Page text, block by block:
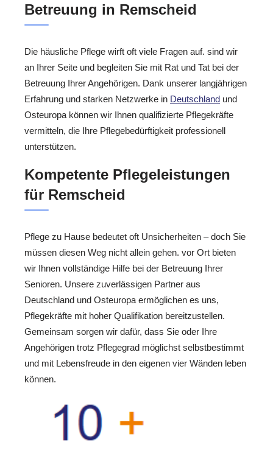
Betreuung in Remscheid
Die häusliche Pflege wirft oft viele Fragen auf. sind wir
an Ihrer Seite und begleiten Sie mit Rat und Tat bei der
Betreuung Ihrer Angehörigen. Dank unserer langjährigen
Erfahrung und starken Netzwerke in Deutschland und
Osteuropa können wir Ihnen qualifizierte Pflegekräfte
vermitteln, die Ihre Pflegebedürftigkeit professionell
unterstützen.
Kompetente Pflegeleistungen
für Remscheid
Pflege zu Hause bedeutet oft Unsicherheiten – doch Sie
müssen diesen Weg nicht allein gehen. vor Ort bieten
wir Ihnen vollständige Hilfe bei der Betreuung Ihrer
Senioren. Unsere zuverlässigen Partner aus
Deutschland und Osteuropa ermöglichen es uns,
Pflegekräfte mit hoher Qualifikation bereitzustellen.
Gemeinsam sorgen wir dafür, dass Sie oder Ihre
Angehörigen trotz Pflegegrad möglichst selbstbestimmt
und mit Lebensfreude in den eigenen vier Wänden leben
können.